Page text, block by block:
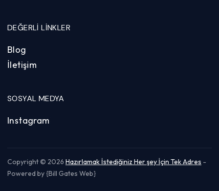
DEĞERLI LINKLER
Blog
İletişim
SOSYAL MEDYA
Instagram
Copyright © 2026 Hazırlamak İstediğiniz Her şey İçin Tek Adres -
Powered by {Bill Gates Web}